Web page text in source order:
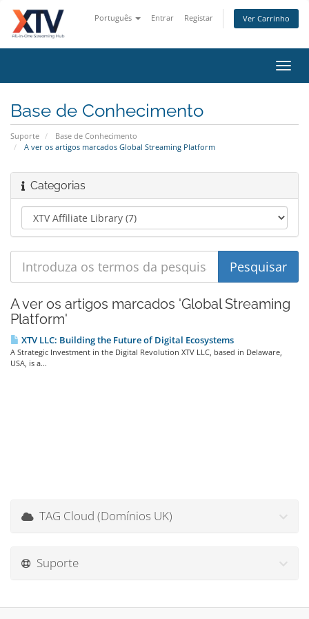
Português Entrar Registar Ver Carrinho
Base de Conhecimento
Suporte
Base de Conhecimento
A ver os artigos marcados Global Streaming Platform
Categorias
A ver os artigos marcados 'Global Streaming
Platform'
XTV LLC: Building the Future of Digital Ecosystems
A Strategic Investment in the Digital Revolution XTV LLC, based in Delaware,
USA, is a...
TAG Cloud (Domínios UK)
Suporte